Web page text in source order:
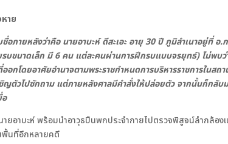
าย
อภายหลังว่าคือ นายอาบะห์ ดีสะเอะ อายุ 30 ปี ภูมิลำเนาอยู่ที่ อ
รบขนาดเล็ก มี 6 คน แต่ละคนผ่านการฝึกรบแบบจรยุทธ์) ไม่พบ
กโดยอาศัยอำนาจตามพระราชกำหนดการบริหารราชการในส
ญตัวไปซักถาม แต่ภายหลังศาลมีคำสั่งให้ปล่อยตัว จากนั้นก็กลับ
อ
อาบะห์ พร้อมนำอาวุธปืนพกประจำกายไปตรวจพิสูจน์ลำกล้องแล
พื้นที่อีกหลายคดี